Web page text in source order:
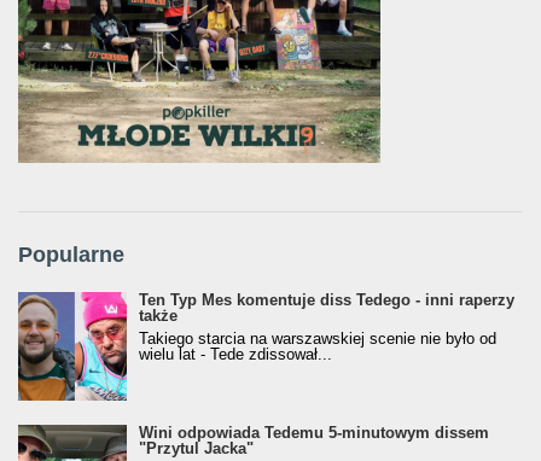
Popularne
Ten Typ Mes komentuje diss Tedego - inni raperzy
także
Takiego starcia na warszawskiej scenie nie było od
wielu lat - Tede zdissował...
Wini odpowiada Tedemu 5-minutowym dissem
"Przytul Jacka"